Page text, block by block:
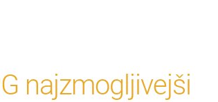
najzmogljivejši